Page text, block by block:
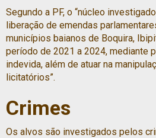
Segundo a PF, o “núcleo
liberação de emendas
municípios baianos de Boquira,
período de 2021 a 2024, mediante
indevida, além de atuar na
licitatórios”.
Crimes
Os alvos são investigados pelos